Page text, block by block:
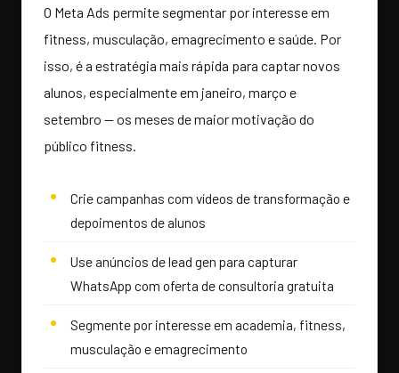
O Meta Ads permite segmentar por interesse em
fitness, musculação, emagrecimento e saúde. Por
isso, é a estratégia mais rápida para captar novos
alunos, especialmente em janeiro, março e
setembro — os meses de maior motivação do
público fitness.
Crie campanhas com vídeos de transformação e
depoimentos de alunos
Use anúncios de lead gen para capturar
WhatsApp com oferta de consultoria gratuita
Segmente por interesse em academia, fitness,
musculação e emagrecimento